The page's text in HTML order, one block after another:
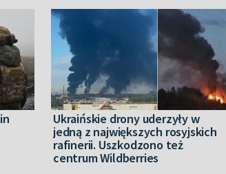
Ukraińskie drony uderzyły w
jedną z największych rosyjskich
rafinerii. Uszkodzono też
centrum Wildberries